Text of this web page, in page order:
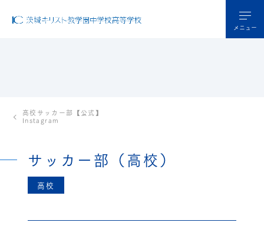
メニュー
高校サッカー部【公式】
Instagram
サッカー部（高校）
高校